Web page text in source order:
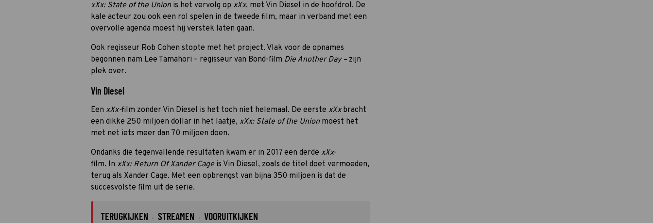
xXx: State of the Union is het vervolg op xXx, met Vin Diesel in de hoofdrol. De
kale acteur zou ook een rol spelen in de tweede film, maar in verband met een
overvolle agenda moest hij verstek laten gaan.
Ook regisseur Rob Cohen stopte met het project. Vlak voor de opnames
begonnen nam Lee Tamahori – regisseur van Bond-film Die Another Day –zijn
plek over.
Vin Diesel
Een xXx-film zonder Vin Diesel is het toch niet helemaal. De eerste xXx bracht
een dikke 250 miljoen dollar in het laatje, xXx: State of the Union moest het
met net iets meer dan 70 miljoen doen.
Ondanks die tegenvallende resultaten kwam er in 2017 een derde xXx-
film. In xXx: Return Of Xander Cage is Vin Diesel, zoals de titel doet vermoeden,
terug als Xander Cage. Met een opbrengst van bijna 350 miljoen is dat de
succesvolste film uit de serie.
TERUGKIJKEN · STREAMEN · VOORUITKIJKEN